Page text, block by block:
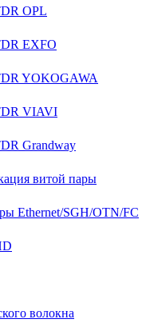
OPL
EXFO
YOKOGAWA
VIAVI
Grandway
витой пары
Ethernet/SGH/OTN/FC
волокна